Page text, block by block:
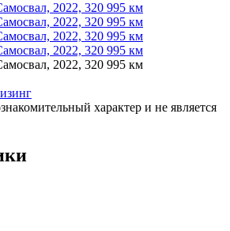
характер и не является